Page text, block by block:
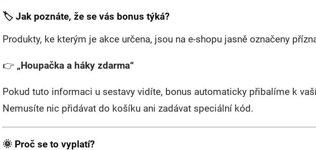
🏷 Jak poznáte, že se vás bonus týká?
Produkty, ke kterým je akce určena, jsou na e-shopu jasně označeny
👉 „Houpačka a háky zdarma“
Pokud tuto informaci u sestavy vidíte, bonus automaticky přibalíme k
Nemusíte nic přidávat do košíku ani zadávat speciální kód.
🌞 Proč se to vyplatí?